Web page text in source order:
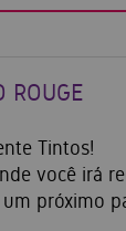
ROUGE
Tintos!
você irá
próximo